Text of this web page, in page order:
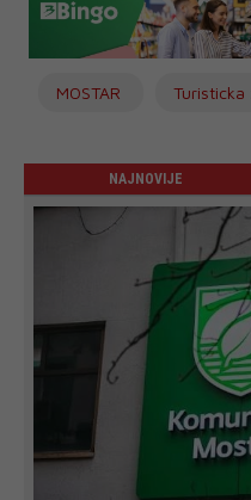
MOSTAR Turisticka
NAJNOVIJE